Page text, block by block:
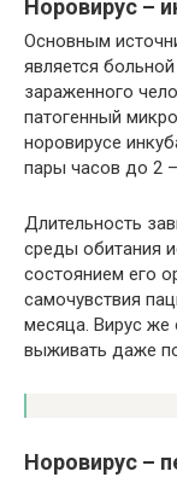
Норовирус –
Основным
является
зараженного
патогенный
норовирусе
пары часов до 2
Длительность
среды обитания
состоянием его
самочувствия
месяца. Вирус же
выживать даже
Норовирус –